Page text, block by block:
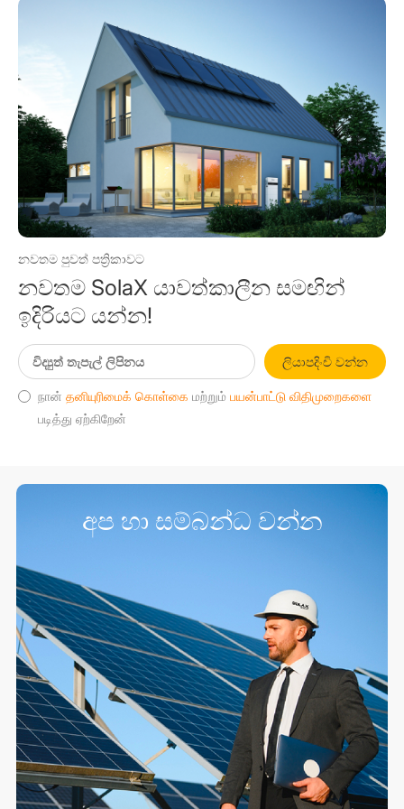
නවතම පුවත් පත්‍රිකාවට
නවතම SolaX යාවත්කාලීන සමඟින්
ඉදිරියට යන්න!
ලියාපදිංචි වන්න
நான் தனியுரிமைக் கொள்கை மற்றும் பயன்பாட்டு விதிமுறைகளை
படித்து ஏற்கிறேன்
අප හා සම්බන්ධ වන්න